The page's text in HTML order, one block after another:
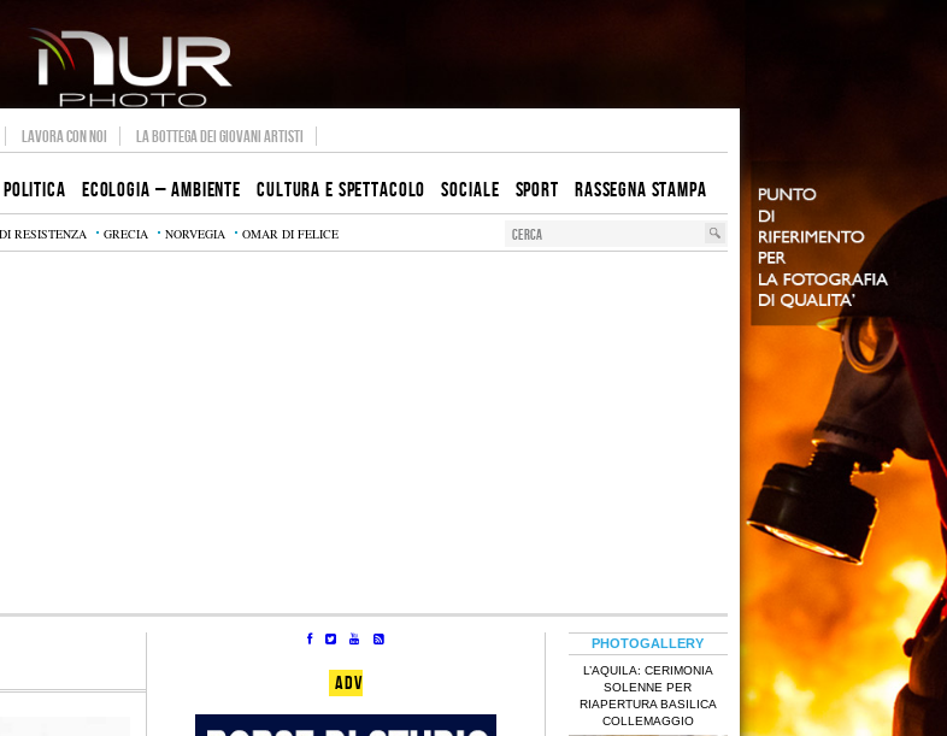
LAVORA CON NOI LA BOTTEGA DEI GIOVANI ARTISTI
POLITICA ECOLOGIA – AMBIENTE CULTURA E SPETTACOLO SOCIALE SPORT RASSEGNA STAMPA
RESISTENZA GRECIA NORVEGIA OMAR DI FELICE
ADV
PHOTOGALLERY
L’AQUILA: CERIMONIA
SOLENNE PER
RIAPERTURA BASILICA
COLLEMAGGIO